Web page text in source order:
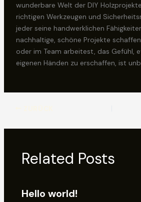
wunderbare Welt der DIY
richtigen Werkzeugen und
jeder seine handwerklichen
nachhaltige, schöne Projekte
oder im Team arbeitest, das Gefühl,
eigenen Händen zu erschaffen, ist
Related Posts
Hello world!